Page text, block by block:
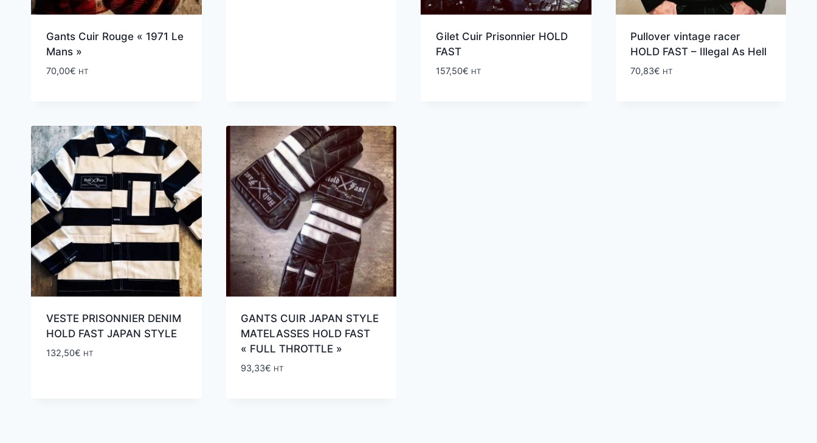
Gants Cuir Rouge « 1971 Le
Mans »
70,00€ HT
Gilet Cuir Prisonnier HOLD
FAST
157,50€ HT
Pullover vintage racer
HOLD FAST – Illegal As Hell
70,83€ HT
VESTE PRISONNIER DENIM
HOLD FAST JAPAN STYLE
132,50€ HT
GANTS CUIR JAPAN STYLE
MATELASSES HOLD FAST
« FULL THROTTLE »
93,33€ HT